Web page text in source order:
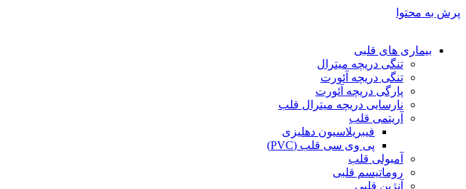
پرش به محتوا
بیماری های قلبی
تنگی دریچه میترال
تنگی دریچه آئورت
پارگی دریچه آئورت
نارسایی دریچه میترال قلب
آریتمی قلب
فیبریلاسیون دهلیزی
پی وی سی قلب (PVC)
آمبولی قلب
روماتیسم قلبی
آنژین قلبی